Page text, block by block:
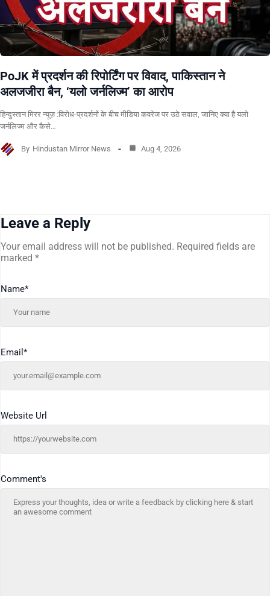
PoJK में प्रदर्शन की रिपोर्टिंग पर विवाद, पाकिस्तान ने
अलजजीरा बैन, ‘यलो जर्नलिज्म’ का आरोप
हिन्दुस्तान मिरर न्यूज़ :विरोध-प्रदर्शनों के बीच मीडिया कवरेज पर उठे सवाल, जानिए क्या है यलो
जर्नलिज्म और कैसे…
By Hindustan Mirror News Aug 4, 2026
Leave a Reply
Your email address will not be published. Required fields are
marked *
Comment's
Name*
Email *
Website Url